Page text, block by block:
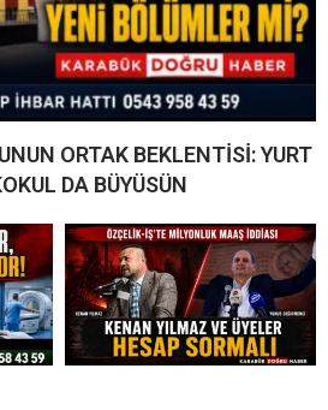
ORTAK BEKLENTİSİ: YURT
DA BÜYÜSÜN